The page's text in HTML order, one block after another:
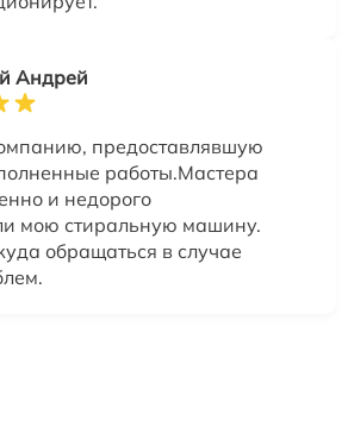
Андрей
предоставлявшую
работы.Мастера
и недорого
мою стиральную машину.
обращаться в случае